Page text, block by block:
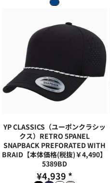
YP CLASSICS（ユーポンクラシッ
クス）RETRO 5PANEL
SNAPBACK PREFORATED WITH
BRAID【本体価格(税抜)￥4,490】
5389BD
¥4,939 *